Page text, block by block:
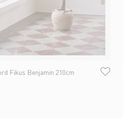
Fikus Benjamin 210cm